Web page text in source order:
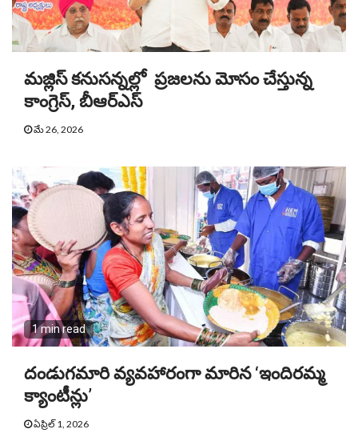
మజ్లిస్ కనుసన్నల్లో ప్రజలను మోసం చేస్తున్న
కాంగ్రెస్, బీఆర్ఎస్
మే 26, 2026
1 min read
దండుగమారి వ్యవహారంగా మారిన ‘ఇందిరమ్మ
క్యాంటీన్లు’
ఏప్రిల్ 1, 2026